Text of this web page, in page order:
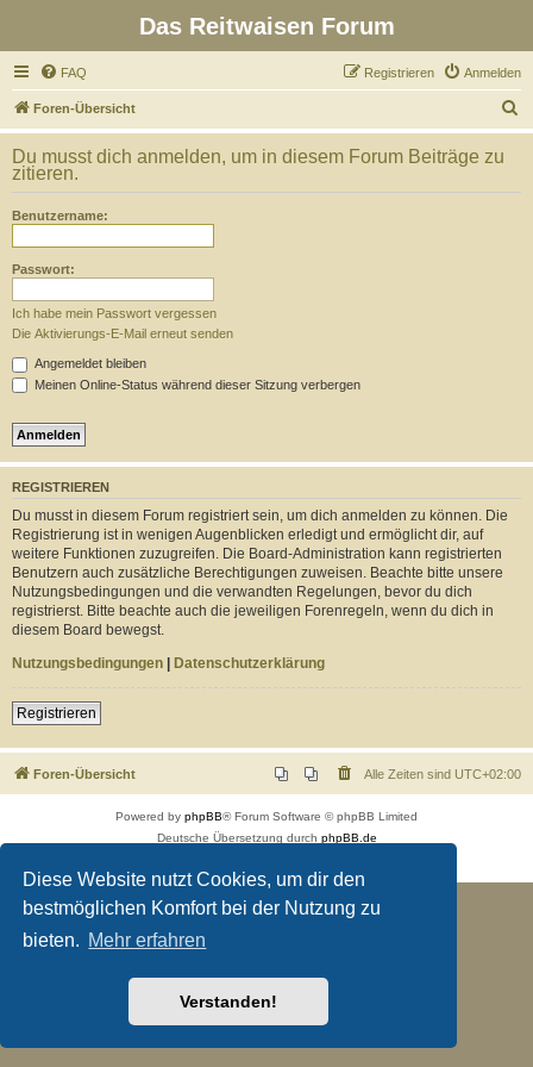
Diese Website nutzt Cookies, um dir den
bestmöglichen Komfort bei der Nutzung zu
bieten. Mehr erfahren
Verstanden!
Das Reitwaisen Forum
FAQ Anmelden
Registrieren
Foren-Übersicht
u
h
Du musst dich anmelden, um in diesem Forum Beiträge zu
zitieren.
Benutzername:
Passwort:
Ich habe mein Passwort vergessen
Die Aktivierungs-E-Mail erneut senden
Angemeldet bleiben
Meinen Online-Status während dieser Sitzung verbergen
REGISTRIEREN
Du musst in diesem Forum registriert sein, um dich anmelden zu können. Die
Registrierung ist in wenigen Augenblicken erledigt und ermöglicht dir, auf
weitere Funktionen zuzugreifen. Die Board-Administration kann registrierten
Benutzern auch zusätzliche Berechtigungen zuweisen. Beachte bitte unsere
Nutzungsbedingungen und die verwandten Regelungen, bevor du dich
registrierst. Bitte beachte auch die jeweiligen Forenregeln, wenn du dich in
diesem Board bewegst.
Nutzungsbedingungen | Datenschutzerklärung
Registrieren
Foren-Übersicht Alle Zeiten sind UTC+02:00
Powered by phpBB® Forum Software © phpBB Limited
Deutsche Übersetzung durch phpBB.de